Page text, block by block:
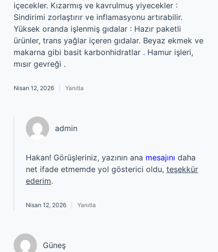
içecekler. Kızarmış ve kavrulmuş yiyecekler :
Sindirimi zorlaştırır ve inflamasyonu artırabilir.
Yüksek oranda işlenmiş gıdalar : Hazır paketli
ürünler, trans yağlar içeren gıdalar. Beyaz ekmek ve
makarna gibi basit karbonhidratlar . Hamur işleri,
mısır gevreği .
Nisan 12, 2026 Yanıtla
admin
Hakan! Görüşleriniz, yazının ana mesajını daha
net ifade etmemde yol gösterici oldu, teşekkür
ederim.
Nisan 12, 2026 Yanıtla
Güneş